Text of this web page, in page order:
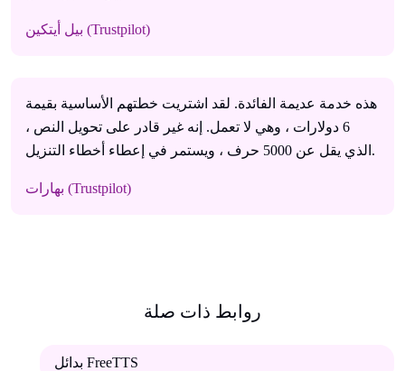
بيل أيتكين (Trustpilot)
هذه خدمة عديمة الفائدة. لقد اشتريت خطتهم الأساسية بقيمة
6 دولارات ، وهي لا تعمل. إنه غير قادر على تحويل النص ،
الذي يقل عن 5000 حرف ، ويستمر في إعطاء أخطاء التنزيل.
بهارات (Trustpilot)
روابط ذات صلة
بدائل FreeTTS